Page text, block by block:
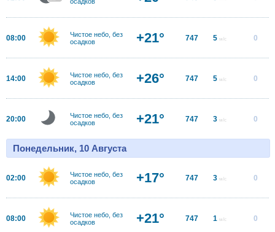
08:00
Чистое небо, без
осадков
+21° 747 5 м/с 0
14:00
Чистое небо, без
осадков
+26° 747 5 м/с 0
20:00
Чистое небо, без
осадков
+21° 747 3 м/с 0
Понедельник, 10 Августа
02:00
Чистое небо, без
осадков
+17° 747 3 м/с 0
08:00
Чистое небо, без
осадков
+21° 747 1 м/с 0